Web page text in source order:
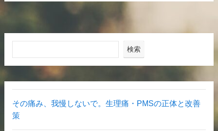
検索
その痛み、我慢しないで。生理痛・PMSの正体と改善
策